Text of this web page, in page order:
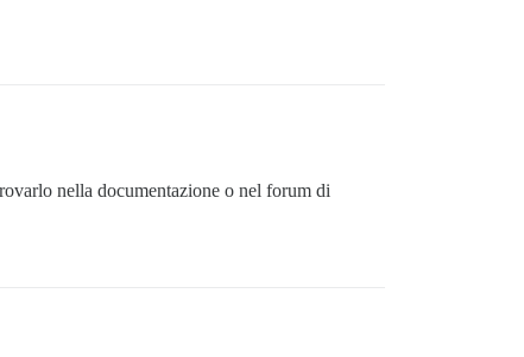
nella documentazione o nel forum di